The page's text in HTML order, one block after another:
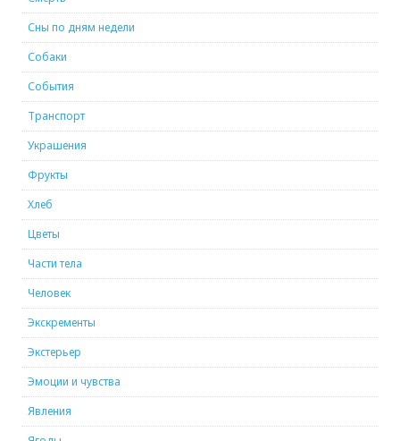
Сны по дням недели
Собаки
События
Транспорт
Украшения
Фрукты
Хлеб
Цветы
Части тела
Человек
Экскременты
Экстерьер
Эмоции и чувства
Явления